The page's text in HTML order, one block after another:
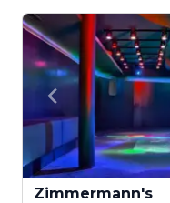
Zimmermann's